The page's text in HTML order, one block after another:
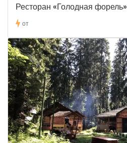
Ресторан «Голодная форель»
от